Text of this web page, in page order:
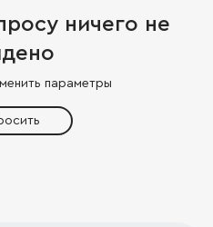
ничего не
параметры